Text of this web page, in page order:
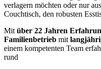
verlagern möchten oder nur
Couchtisch, den robusten
Mit über 22 Jahren
Familienbetrieb mit
einem kompetenten Team
rund